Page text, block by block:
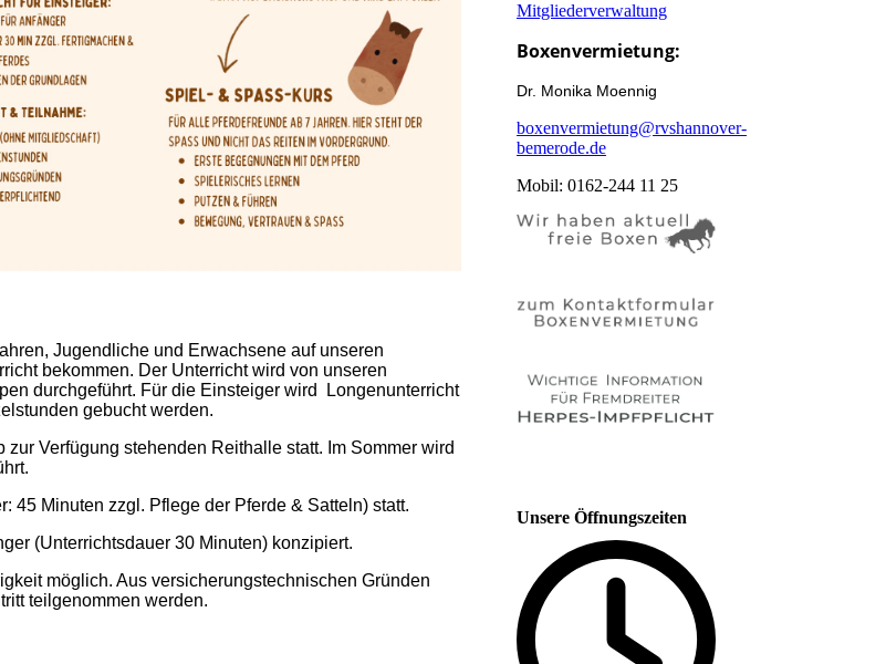
Jugendliche und Erwachsene auf unseren
bekommen. Der Unterricht wird von unseren
durchgeführt. Für die Einsteiger wird Longenunterricht
gebucht werden.
Verfügung stehenden Reithalle statt. Im Sommer wird
45 Minuten zzgl. Pflege der Pferde & Satteln) statt.
(Unterrichtsdauer 30 Minuten) konzipiert.
möglich. Aus versicherungstechnischen Gründen
teilgenommen werden.
Mitgliederverwaltung
Boxenvermietung:
Dr. Monika Moennig
boxenvermietung@rvshannover-
bemerode.de
Mobil: 0162-244 11 25
Unsere Öffnungszeiten